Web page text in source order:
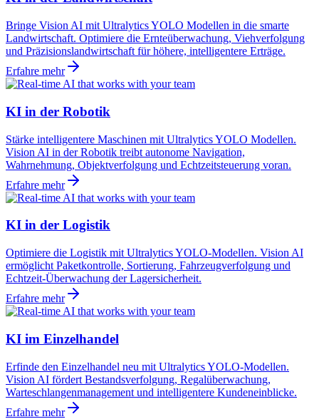
Bringe Vision AI mit Ultralytics YOLO Modellen in die smarte
Landwirtschaft. Optimiere die Ernteüberwachung, Viehverfolgung
und Präzisionslandwirtschaft für höhere, intelligentere Erträge.
Erfahre mehr
KI in der Robotik
Stärke intelligentere Maschinen mit Ultralytics YOLO Modellen.
Vision AI in der Robotik treibt autonome Navigation,
Wahrnehmung, Objektverfolgung und Echtzeitsteuerung voran.
Erfahre mehr
KI in der Logistik
Optimiere die Logistik mit Ultralytics YOLO-Modellen. Vision AI
ermöglicht Paketkontrolle, Sortierung, Fahrzeugverfolgung und
Echtzeit-Überwachung der Lagersicherheit.
Erfahre mehr
KI im Einzelhandel
Erfinde den Einzelhandel neu mit Ultralytics YOLO-Modellen.
Vision AI fördert Bestandsverfolgung, Regalüberwachung,
Warteschlangenmanagement und intelligentere Kundeneinblicke.
Erfahre mehr